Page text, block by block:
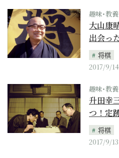
趣味･教養
大山康
出会っ
将棋
2017/9/14
趣味･教養
升田幸
つ！定
将棋
2017/9/13